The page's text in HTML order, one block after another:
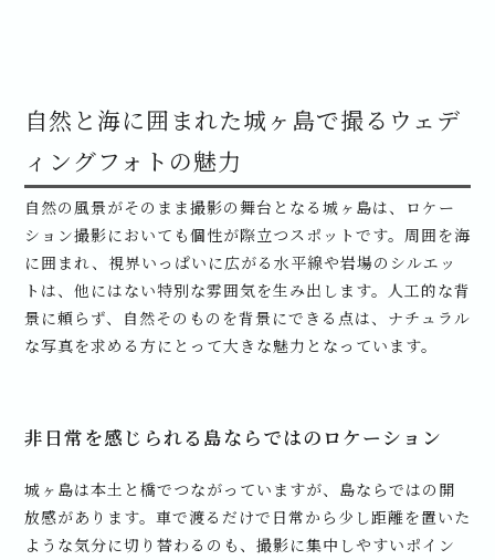
自然と海に囲まれた城ヶ島で撮るウェデ
ィングフォトの魅力
自然の風景がそのまま撮影の舞台となる城ヶ島は、ロケー
ション撮影においても個性が際立つスポットです。周囲を海
に囲まれ、視界いっぱいに広がる水平線や岩場のシルエッ
トは、他にはない特別な雰囲気を生み出します。人工的な背
景に頼らず、自然そのものを背景にできる点は、ナチュラル
な写真を求める方にとって大きな魅力となっています。
非日常を感じられる島ならではのロケーション
城ヶ島は本土と橋でつながっていますが、島ならではの開
放感があります。車で渡るだけで日常から少し距離を置いた
ような気分に切り替わるのも、撮影に集中しやすいポイン